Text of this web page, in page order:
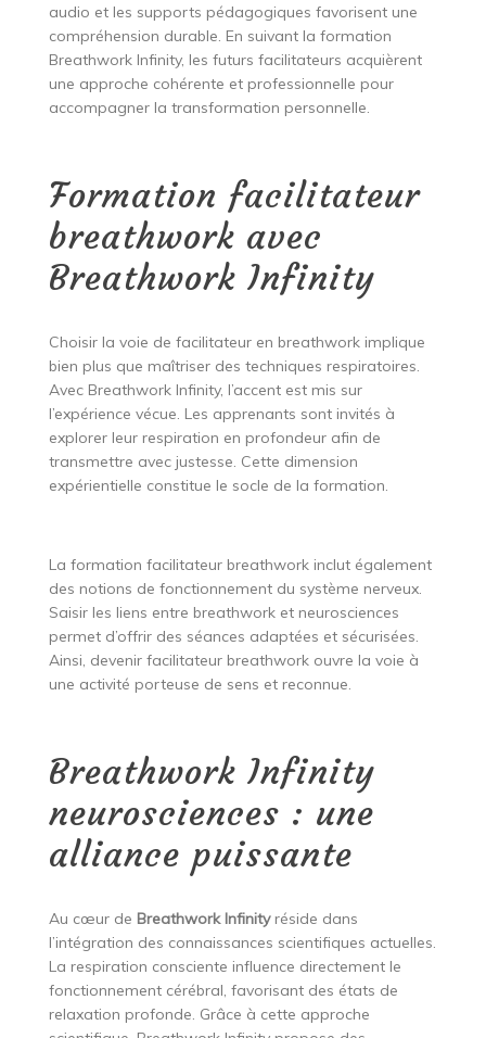
audio et les supports pédagogiques favorisent une
compréhension durable. En suivant la formation
Breathwork Infinity, les futurs facilitateurs acquièrent
une approche cohérente et professionnelle pour
accompagner la transformation personnelle.
Formation facilitateur
breathwork avec
Breathwork Infinity
Choisir la voie de facilitateur en breathwork implique
bien plus que maîtriser des techniques respiratoires.
Avec Breathwork Infinity, l’accent est mis sur
l’expérience vécue. Les apprenants sont invités à
explorer leur respiration en profondeur afin de
transmettre avec justesse. Cette dimension
expérientielle constitue le socle de la formation.
La formation facilitateur breathwork inclut également
des notions de fonctionnement du système nerveux.
Saisir les liens entre breathwork et neurosciences
permet d’offrir des séances adaptées et sécurisées.
Ainsi, devenir facilitateur breathwork ouvre la voie à
une activité porteuse de sens et reconnue.
Breathwork Infinity
neurosciences : une
alliance puissante
Au cœur de Breathwork Infinityréside dans
l’intégration des connaissances scientifiques actuelles.
La respiration consciente influence directement le
fonctionnement cérébral, favorisant des états de
relaxation profonde. Grâce à cette approche